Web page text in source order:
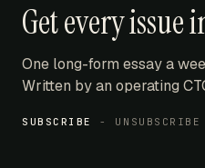
Get every issue
One long-form essay a
Written by an operating
SUBSCRIBE -